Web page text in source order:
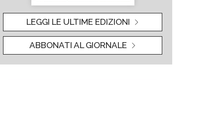
LEGGI LE ULTIME EDIZIONI
ABBONATI AL GIORNALE